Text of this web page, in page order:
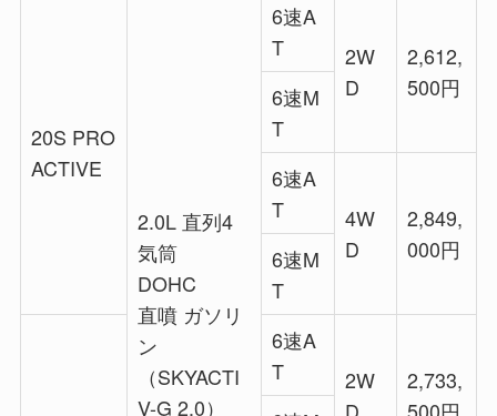
2.0L 直列4
気筒
DOHC
直噴 ガソリ
ン
（SKYACTI
V-G 2.0）
20S PRO
ACTIVE
6速A
T
2W
D
2,612,
500円
6速M
T
6速A
T
4W
D
2,849,
000円
6速M
T
6速A
T
2W
2,733,